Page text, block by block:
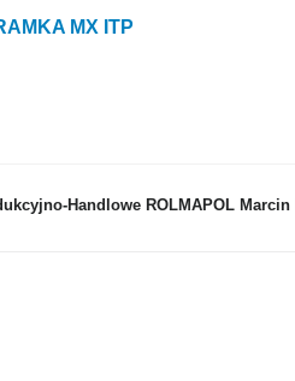
MX ITP
Handlowe ROLMAPOL Marcin